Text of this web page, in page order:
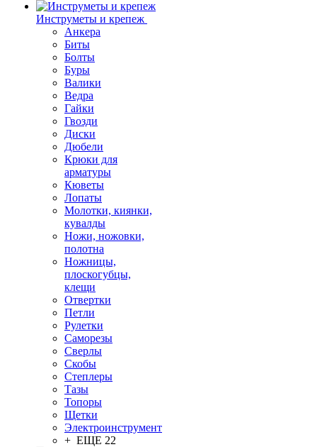
Инструметы и крепеж
Анкера
Биты
Болты
Буры
Валики
Ведра
Гайки
Гвозди
Диски
Дюбели
Крюки для
арматуры
Кюветы
Лопаты
Молотки, киянки,
кувалды
Ножи, ножовки,
полотна
Ножницы,
плоскогубцы,
клещи
Отвертки
Петли
Рулетки
Саморезы
Сверлы
Скобы
Степлеры
Тазы
Топоры
Щетки
Электроинструмент
+ ЕЩЕ 22